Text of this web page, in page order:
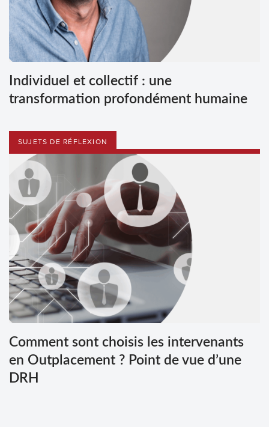
Individuel et collectif : une
transformation profondément humaine
SUJETS DE RÉFLEXION
Comment sont choisis les intervenants
en Outplacement ? Point de vue d’une
DRH